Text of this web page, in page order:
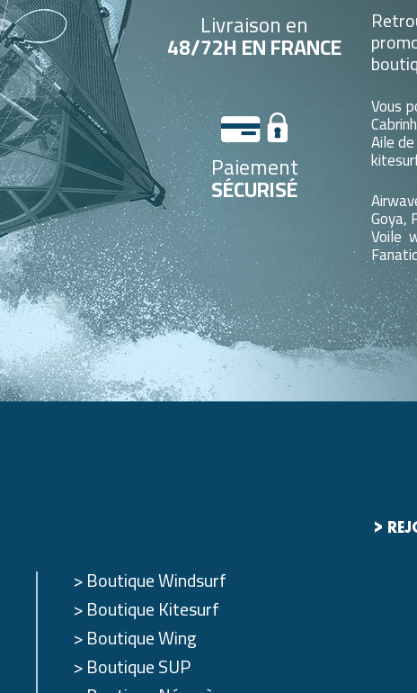
Livraison en
48/72H EN FRANCE
Paiement
SÉCURISÉ
Vous
Aile
Goya,
Voile
>
Boutique Windsurf
Boutique Kitesurf
Boutique Wing
Boutique SUP